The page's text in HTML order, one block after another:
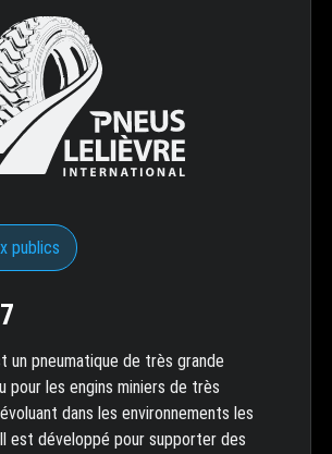
publics
un pneumatique de très grande
pour les engins miniers de très
dans les environnements les
est développé pour supporter des